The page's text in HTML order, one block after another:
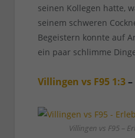
seinen Kollegen hatte,
seinem schweren
Begeistern konnte auf
ein paar schlimme
Villingen vs F95 1:3–
Villingen vs F95 –